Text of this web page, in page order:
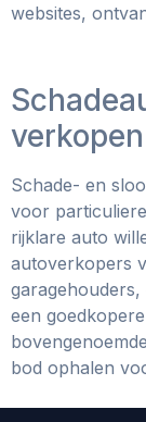
websites,
Schade- en
voor
rijklare auto
autoverkopers
een
bod ophalen